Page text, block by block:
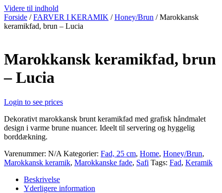
Videre til indhold
Forside /FARVER I KERAMIK /Honey/Brun / Marokkansk
keramikfad, brun – Lucia
Marokkansk keramikfad, brun
– Lucia
Login to see prices
Dekorativt marokkansk brunt keramikfad med grafisk håndmalet
design i varme brune nuancer. Ideelt til servering og hyggelig
borddækning.
Varenummer: N/A Kategorier: Fad, 25 cm, Home, Honey/Brun,
Marokkansk keramik, Marokkanske fade, Safi Tags: Fad, Keramik
Beskrivelse
Yderligere information